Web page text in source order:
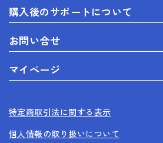
購入後のサポートについて
お問い合せ
マイページ
特定商取引法に関する表示
個人情報の取り扱いについて